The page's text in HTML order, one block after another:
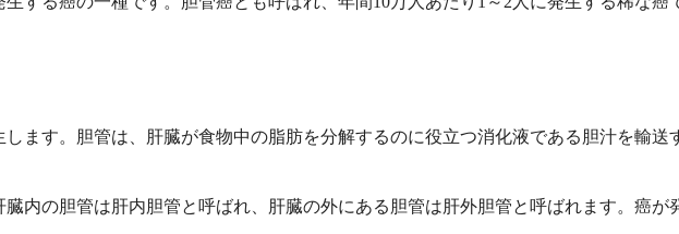
ます。胆管は、肝臓が食物中の脂肪を分解するのに役立つ消化液である胆汁を輸送
内の胆管は肝内胆管と呼ばれ、肝臓の外にある胆管は肝外胆管と呼ばれます。癌